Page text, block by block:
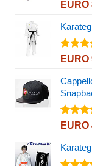
Valutato
EURO
Valutato
EURO
Valutato
EURO